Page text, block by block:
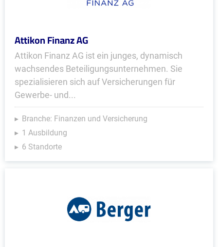
Attikon Finanz AG
Attikon Finanz AG ist ein junges, dynamisch
wachsendes Beteiligungsunternehmen. Sie
spezialisieren sich auf Versicherungen für
Gewerbe- und...
Branche: Finanzen und Versicherung
1 Ausbildung
6 Standorte